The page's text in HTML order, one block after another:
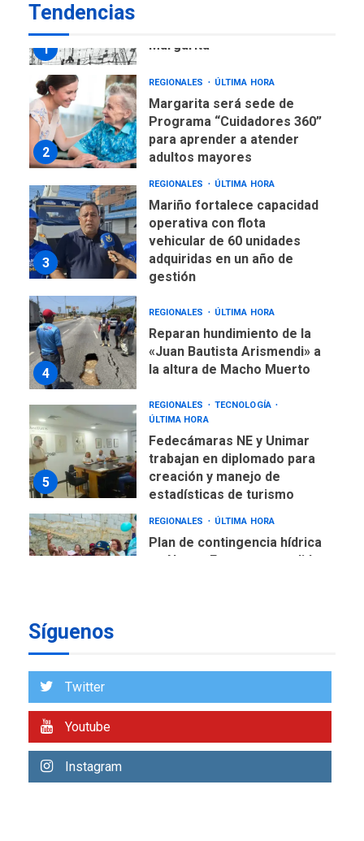
Tendencias
1
Margarita
2
REGIONALES ÚLTIMA HORA
Margarita será sede de
Programa “Cuidadores 360”
para aprender a atender
adultos mayores
3
REGIONALES ÚLTIMA HORA
Mariño fortalece capacidad
operativa con flota
vehicular de 60 unidades
adquiridas en un año de
gestión
4
REGIONALES ÚLTIMA HORA
Reparan hundimiento de la
«Juan Bautista Arismendi» a
la altura de Macho Muerto
5
REGIONALES
TECNOLOGÍA
ÚLTIMA HORA
Fedecámaras NE y Unimar
trabajan en diplomado para
creación y manejo de
estadísticas de turismo
REGIONALES ÚLTIMA HORA
Plan de contingencia hídrica
en Nueva Esparta consolida
7
Síguenos
Twitter
Youtube
Instagram